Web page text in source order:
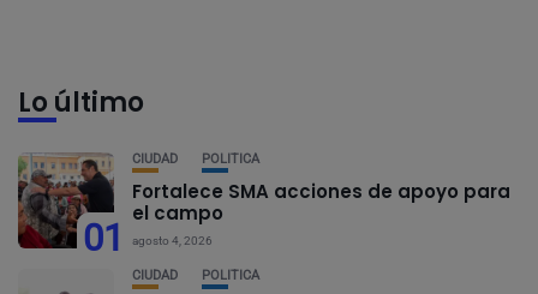
Lo último
01
CIUDAD POLÍTICA
Fortalece SMA acciones de apoyo para
el campo
agosto 4, 2026
CIUDAD POLÍTICA